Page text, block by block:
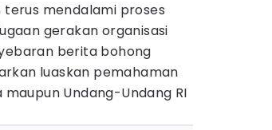
terus mendalami proses
gerakan organisasi
berita bohong
luaskan pemahaman
Undang-Undang RI